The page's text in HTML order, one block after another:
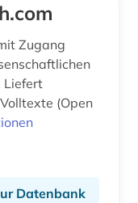
Liefert
(Open
Datenbank